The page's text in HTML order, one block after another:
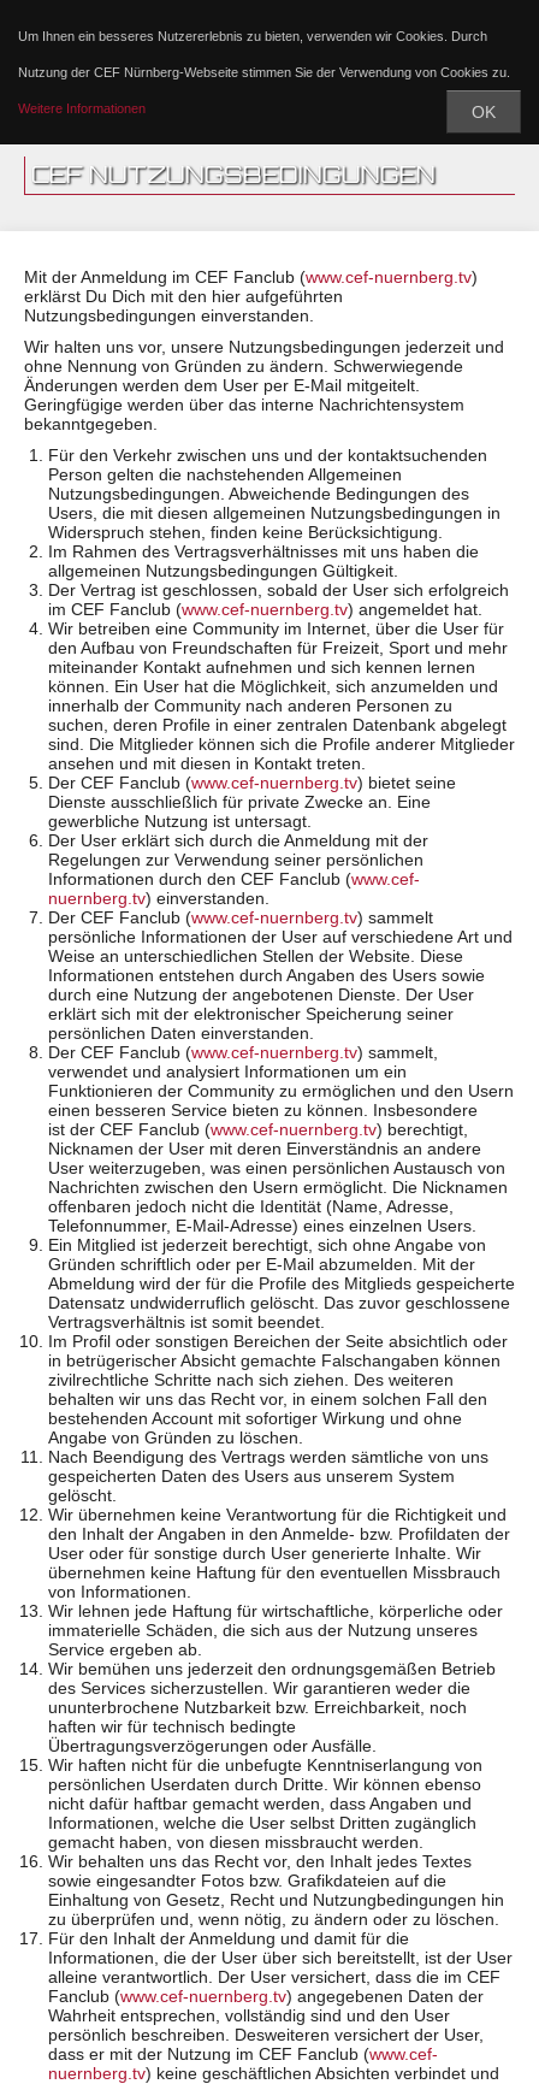
Um Ihnen ein besseres Nutzererlebnis zu bieten, verwenden wir Cookies. Durch
Nutzung der CEF Nürnberg-Webseite stimmen Sie der Verwendung von Cookies zu.
Weitere Informationen OK
CEF NUTZUNGSBEDINGUNGEN
Mit der Anmeldung im CEF Fanclub (www.cef-nuernberg.tv)
erklärst Du Dich mit den hier aufgeführten
Nutzungsbedingungen einverstanden.
Wir halten uns vor, unsere Nutzungsbedingungen jederzeit und
ohne Nennung von Gründen zu ändern. Schwerwiegende
Änderungen werden dem User per E-Mail mitgeitelt.
Geringfügige werden über das interne Nachrichtensystem
bekanntgegeben.
Für den Verkehr zwischen uns und der kontaktsuchenden
Person gelten die nachstehenden Allgemeinen
Nutzungsbedingungen. Abweichende Bedingungen des
Users, die mit diesen allgemeinen Nutzungsbedingungen in
Widerspruch stehen, finden keine Berücksichtigung.
Im Rahmen des Vertragsverhältnisses mit uns haben die
allgemeinen Nutzungsbedingungen Gültigkeit.
Der Vertrag ist geschlossen, sobald der User sich erfolgreich
im CEF Fanclub (www.cef-nuernberg.tv) angemeldet hat.
Wir betreiben eine Community im Internet, über die User für
den Aufbau von Freundschaften für Freizeit, Sport und mehr
miteinander Kontakt aufnehmen und sich kennen lernen
können. Ein User hat die Möglichkeit, sich anzumelden und
innerhalb der Community nach anderen Personen zu
suchen, deren Profile in einer zentralen Datenbank abgelegt
sind. Die Mitglieder können sich die Profile anderer Mitglieder
ansehen und mit diesen in Kontakt treten.
Der CEF Fanclub (www.cef-nuernberg.tv) bietet seine
Dienste ausschließlich für private Zwecke an. Eine
gewerbliche Nutzung ist untersagt.
Der User erklärt sich durch die Anmeldung mit der
Regelungen zur Verwendung seiner persönlichen
Informationen durch den CEF Fanclub (www.cef-
nuernberg.tv) einverstanden.
Der CEF Fanclub (www.cef-nuernberg.tv) sammelt
persönliche Informationen der User auf verschiedene Art und
Weise an unterschiedlichen Stellen der Website. Diese
Informationen entstehen durch Angaben des Users sowie
durch eine Nutzung der angebotenen Dienste. Der User
erklärt sich mit der elektronischer Speicherung seiner
persönlichen Daten einverstanden.
Der CEF Fanclub (www.cef-nuernberg.tv) sammelt,
verwendet und analysiert Informationen um ein
Funktionieren der Community zu ermöglichen und den Usern
einen besseren Service bieten zu können. Insbesondere
ist der CEF Fanclub (www.cef-nuernberg.tv) berechtigt,
Nicknamen der User mit deren Einverständnis an andere
User weiterzugeben, was einen persönlichen Austausch von
Nachrichten zwischen den Usern ermöglicht. Die Nicknamen
offenbaren jedoch nicht die Identität (Name, Adresse,
Telefonnummer, E-Mail-Adresse) eines einzelnen Users.
Ein Mitglied ist jederzeit berechtigt, sich ohne Angabe von
Gründen schriftlich oder per E-Mail abzumelden. Mit der
Abmeldung wird der für die Profile des Mitglieds gespeicherte
Datensatz undwiderruflich gelöscht. Das zuvor geschlossene
Vertragsverhältnis ist somit beendet.
Im Profil oder sonstigen Bereichen der Seite absichtlich oder
in betrügerischer Absicht gemachte Falschangaben können
zivilrechtliche Schritte nach sich ziehen. Des weiteren
behalten wir uns das Recht vor, in einem solchen Fall den
bestehenden Account mit sofortiger Wirkung und ohne
Angabe von Gründen zu löschen.
Nach Beendigung des Vertrags werden sämtliche von uns
gespeicherten Daten des Users aus unserem System
gelöscht.
Wir übernehmen keine Verantwortung für die Richtigkeit und
den Inhalt der Angaben in den Anmelde- bzw. Profildaten der
User oder für sonstige durch User generierte Inhalte. Wir
übernehmen keine Haftung für den eventuellen Missbrauch
von Informationen.
Wir lehnen jede Haftung für wirtschaftliche, körperliche oder
immaterielle Schäden, die sich aus der Nutzung unseres
Service ergeben ab.
Wir bemühen uns jederzeit den ordnungsgemäßen Betrieb
des Services sicherzustellen. Wir garantieren weder die
ununterbrochene Nutzbarkeit bzw. Erreichbarkeit, noch
haften wir für technisch bedingte
Übertragungsverzögerungen oder Ausfälle.
Wir haften nicht für die unbefugte Kenntniserlangung von
persönlichen Userdaten durch Dritte. Wir können ebenso
nicht dafür haftbar gemacht werden, dass Angaben und
Informationen, welche die User selbst Dritten zugänglich
gemacht haben, von diesen missbraucht werden.
Wir behalten uns das Recht vor, den Inhalt jedes Textes
sowie eingesandter Fotos bzw. Grafikdateien auf die
Einhaltung von Gesetz, Recht und Nutzungbedingungen hin
zu überprüfen und, wenn nötig, zu ändern oder zu löschen.
Für den Inhalt der Anmeldung und damit für die
Informationen, die der User über sich bereitstellt, ist der User
alleine verantwortlich. Der User versichert, dass die im CEF
Fanclub (www.cef-nuernberg.tv) angegebenen Daten der
Wahrheit entsprechen, vollständig sind und den User
persönlich beschreiben. Desweiteren versichert der User,
dass er mit der Nutzung im CEF Fanclub (www.cef-
nuernberg.tv) keine geschäftlichen Absichten verbindet und